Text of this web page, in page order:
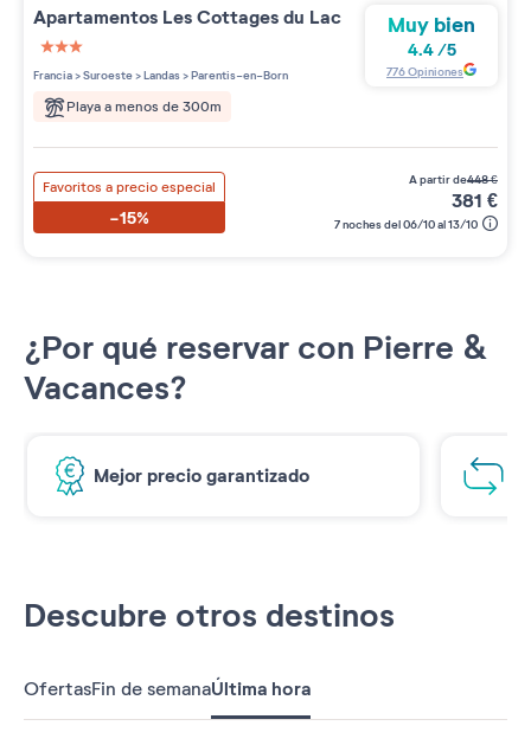
Apartamentos Les Cottages du Lac
3 étoiles sur 5
Francia>Suroeste>Landas>Parentis-en-Born
Playa a menos de 300m
Muy bien
4.4 /5
776Opiniones
Favoritos a precio especial
-15%
a partir de448€
381 €
7 noches del 06/10 al 13/10
¿Por qué reservar con Pierre &
Vacances?
Mejor precio garantizado
Descubre otros destinos
OfertasFin de semanaÚltima hora